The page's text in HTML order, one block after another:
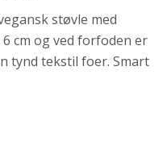
støvle med
cm og ved forfoden er
tynd tekstil foer. Smart